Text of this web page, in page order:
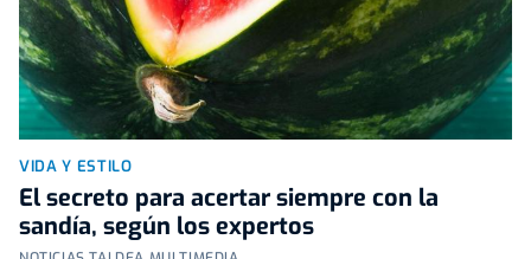
VIDA Y ESTILO
El secreto para acertar siempre con la
sandía, según los expertos